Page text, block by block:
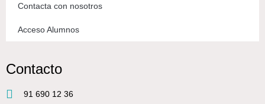
Contacta con nosotros
Acceso Alumnos
Contacto
91 690 12 36